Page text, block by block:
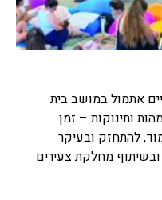
אתמול במושב בית
ותינוקות – זמן
להתחזק ובעיקר
ובשיתוף מחלקת צעירים